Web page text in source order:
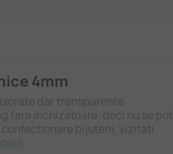
4mm
dar transparente.
fara inchizatoare, deci nu se pot
bijuterii, vizitati